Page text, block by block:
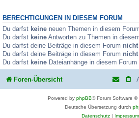
BERECHTIGUNGEN IN DIESEM FORUM
Du darfst keine neuen Themen in diesem
Du darfst keine Antworten zu Themen in
Du darfst deine Beiträge in diesem Forum nicht
Du darfst deine Beiträge in diesem Forum nicht
Du darfst keine Dateianhänge in diesem Forum
Foren-Übersicht
Powered by phpBB® Forum Software ©
Deutsche Übersetzung durch
Datenschutz| Impressum